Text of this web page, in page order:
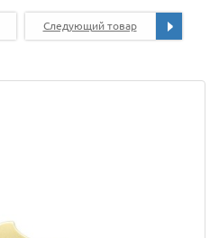
Следующий товар